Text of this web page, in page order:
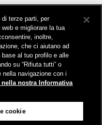
terze parti, per
e migliorare la tua
inoltre,
che ci aiutano ad
al tuo profilo e alle
su “Rifiuta tutti” o
nella navigazione con i
nostra Informativa
cookie